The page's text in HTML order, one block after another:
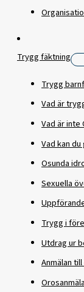
Trygg fäktning
Trygg
Vad är
Vad är inte
Vad kan du
Osunda
Sexuella
Trygg i
Utdrag ur
Anmälan